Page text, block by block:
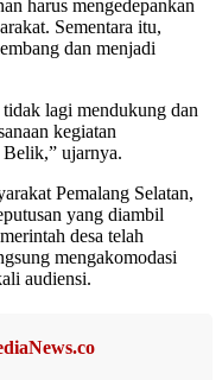
harus mengedepankan
Sementara itu,
dan menjadi
lagi mendukung dan
kegiatan
ujarnya.
Pemalang Selatan,
yang diambil
desa telah
mengakomodasi
audiensi.